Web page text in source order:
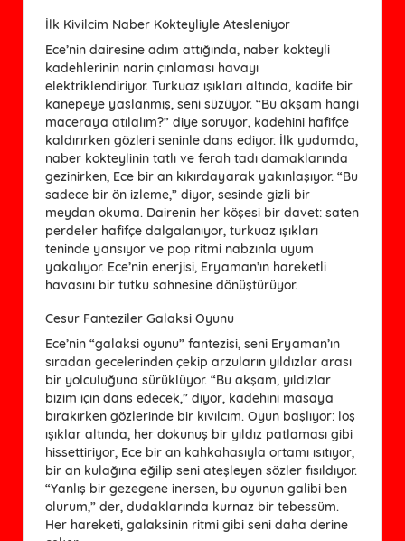
İlk Kivilcim Naber Kokteyliyle Atesleniyor
Ece’nin dairesine adım attığında, naber kokteyli
kadehlerinin narin çınlaması havayı
elektriklendiriyor. Turkuaz ışıkları altında, kadife bir
kanepeye yaslanmış, seni süzüyor. “Bu akşam hangi
maceraya atılalım?” diye soruyor, kadehini hafifçe
kaldırırken gözleri seninle dans ediyor. İlk yudumda,
naber kokteylinin tatlı ve ferah tadı damaklarında
gezinirken, Ece bir an kıkırdayarak yakınlaşıyor. “Bu
sadece bir ön izleme,” diyor, sesinde gizli bir
meydan okuma. Dairenin her köşesi bir davet: saten
perdeler hafifçe dalgalanıyor, turkuaz ışıkları
teninde yansıyor ve pop ritmi nabzınla uyum
yakalıyor. Ece’nin enerjisi, Eryaman’ın hareketli
havasını bir tutku sahnesine dönüştürüyor.
Cesur Fanteziler Galaksi Oyunu
Ece’nin “galaksi oyunu” fantezisi, seni Eryaman’ın
sıradan gecelerinden çekip arzuların yıldızlar arası
bir yolculuğuna sürüklüyor. “Bu akşam, yıldızlar
bizim için dans edecek,” diyor, kadehini masaya
bırakırken gözlerinde bir kıvılcım. Oyun başlıyor: loş
ışıklar altında, her dokunuş bir yıldız patlaması gibi
hissettiriyor, Ece bir an kahkahasıyla ortamı ısıtıyor,
bir an kulağına eğilip seni ateşleyen sözler fısıldıyor.
“Yanlış bir gezegene inersen, bu oyunun galibi ben
olurum,” der, dudaklarında kurnaz bir tebessüm.
Her hareketi, galaksinin ritmi gibi seni daha derine